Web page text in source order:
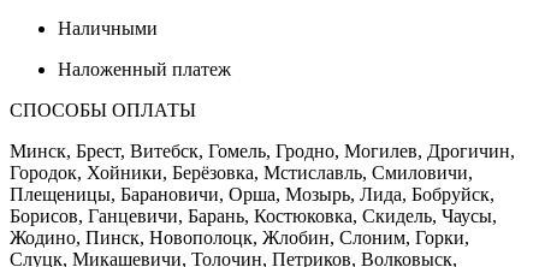
Наличными
Наложенный платеж
СПОСОБЫ ОПЛАТЫ
Минск, Брест, Витебск, Гомель, Гродно, Могилев, Дрогичин,
Городок, Хойники, Берёзовка, Мстиславль, Смиловичи,
Плещеницы, Барановичи, Орша, Мозырь, Лида, Бобруйск,
Борисов, Ганцевичи, Барань, Костюковка, Скидель, Чаусы,
Жодино, Пинск, Новополоцк, Жлобин, Слоним, Горки,
Слуцк, Микашевичи, Толочин, Петриков, Волковыск,